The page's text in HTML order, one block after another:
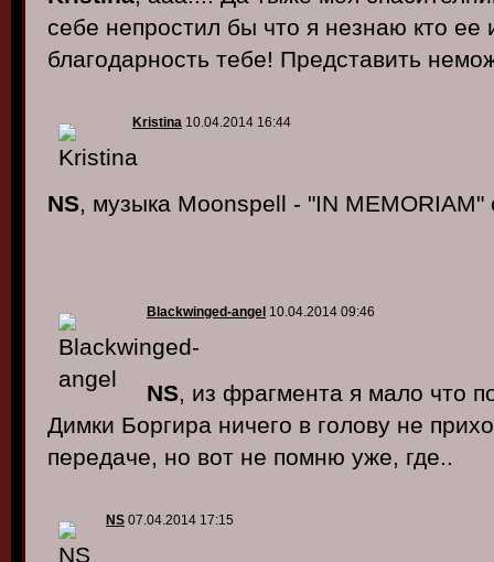
себе непростил бы что я незнаю кто ее
благодарность тебе! Представить
Kristina 10.04.2014 16:44
NS, музыка Moonspell - "IN
Blackwinged-angel 10.04.2014 09:46
NS, из фрагмента я мало что
Димки Боргира ничего в голову не
передаче, но вот не помню уже, где..
NS 07.04.2014 17:15